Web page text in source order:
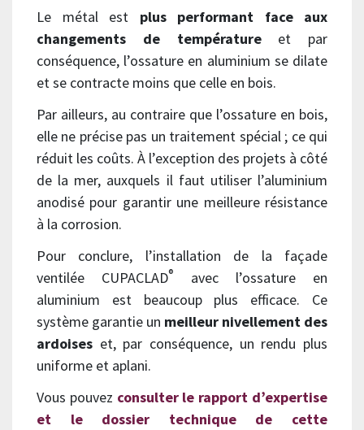
Le métal est plus performant face aux
changements de températureet par
conséquence, l’ossature en aluminium se dilate
et se contracte moins que celle en bois.
Par ailleurs, au contraire que l’ossature en bois,
elle ne précise pas un traitement spécial ; ce qui
réduit les coûts. À l’exception des projets à côté
de la mer, auxquels il faut utiliser l’aluminium
anodisé pour garantir une meilleure résistance
à la corrosion.
Pour conclure, l’installation de la façade
ventilée CUPACLAD®
avec l’ossature en
aluminium est beaucoup plus efficace. Ce
système garantie un meilleur nivellement des
ardoises et, par conséquence, un rendu plus
uniforme et aplani.
Vous pouvez consulter le rapport d’expertise
et le dossier technique de cette